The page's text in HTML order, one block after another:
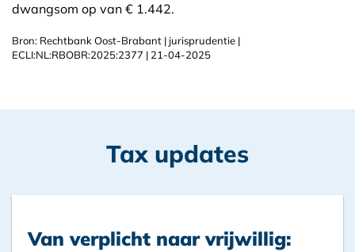
dwangsom op van € 1.442.
Bron: Rechtbank Oost-Brabant | jurisprudentie |
ECLI:NL:RBOBR:2025:2377 | 21-04-2025
Tax updates
Van verplicht naar vrijwillig: